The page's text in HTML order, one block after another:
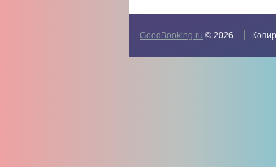
GoodBooking.ru © 2026